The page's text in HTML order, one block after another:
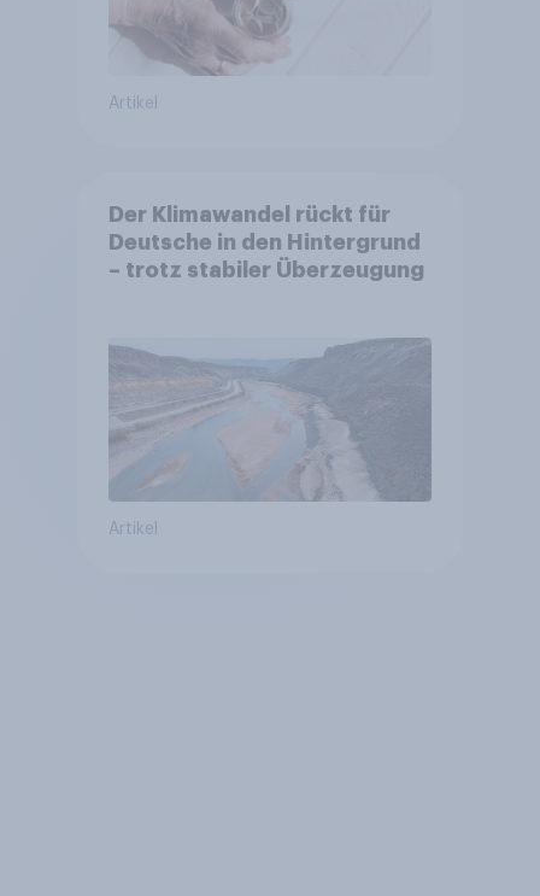
Artikel
Der Klimawandel rückt für
Deutsche in den Hintergrund
– trotz stabiler Überzeugung
Artikel